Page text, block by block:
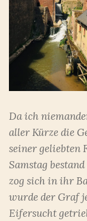
Da ich
aller Kürze die
seiner geliebten
Samstag
zog sich in ihr
wurde der Graf
Eifersucht